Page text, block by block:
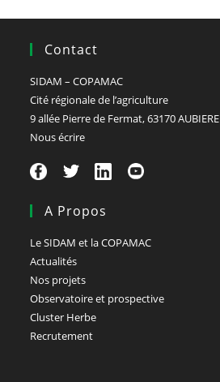
Contact
SIDAM – COPAMAC
Cité régionale de l’agriculture
9 allée Pierre de Fermat, 63170 AUBIERE
Nous écrire
A Propos
Le SIDAM et la COPAMAC
Actualités
Nos projets
Observatoire et prospective
Cluster Herbe
Recrutement